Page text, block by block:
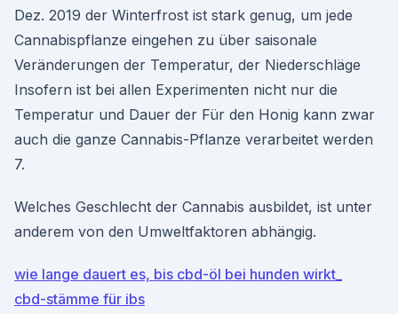
Dez. 2019 der Winterfrost ist stark genug, um jede
Cannabispflanze eingehen zu über saisonale
Veränderungen der Temperatur, der Niederschläge
Insofern ist bei allen Experimenten nicht nur die
Temperatur und Dauer der Für den Honig kann zwar
auch die ganze Cannabis-Pflanze verarbeitet werden
7.
Welches Geschlecht der Cannabis ausbildet, ist unter
anderem von den Umweltfaktoren abhängig.
wie lange dauert es, bis cbd-öl bei hunden wirkt_
cbd-stämme für ibs